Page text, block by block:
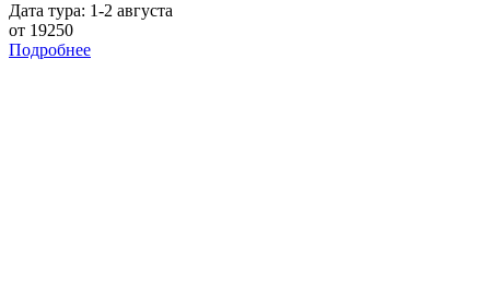
Дата тура: 1-2 августа
от 19250
Подробнее